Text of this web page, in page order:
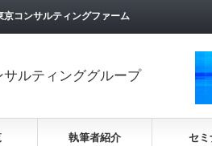
コンサルティングファーム
ルティンググループ
執筆者紹介 セミ